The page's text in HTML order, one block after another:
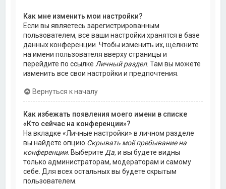
Как мне изменить мои настройки?
Если вы являетесь зарегистрированным
пользователем, все ваши настройки хранятся в базе
данных конференции. Чтобы изменить их, щёлкните
на имени пользователя вверху страницы и
перейдите по ссылке Личный раздел. Там вы можете
изменить все свои настройки и предпочтения.
Вернуться к началу
Как избежать появления моего имени в списке
«Кто сейчас на конференции»?
На вкладке «Личные настройки» в личном разделе
вы найдёте опцию Скрывать моё пребывание на
конференции. Выберите Да, и вы будете видны
только администраторам, модераторам и самому
себе. Для всех остальных вы будете скрытым
пользователем.